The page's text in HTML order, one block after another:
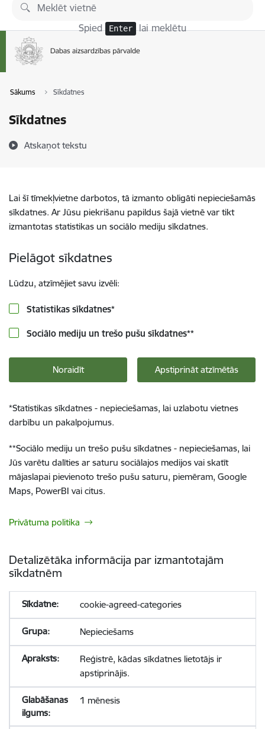
Pāriet uz lapas saturu
Spied Enter lai meklētu
Sākums Sīkdatnes
Sīkdatnes
Atskaņot tekstu
Lai šī tīmekļvietne darbotos, tā izmanto obligāti nepieciešamās
sīkdatnes. Ar Jūsu piekrišanu papildus šajā vietnē var tikt
izmantotas statistikas un sociālo mediju sīkdatnes.
Pielāgot sīkdatnes
Lūdzu, atzīmējiet savu izvēli:
Statistikas sīkdatnes*
Sociālo mediju un trešo pušu sīkdatnes**
Noraidīt Apstiprināt atzīmētās
*Statistikas sīkdatnes - nepieciešamas, lai uzlabotu vietnes
darbību un pakalpojumus.
**Sociālo mediju un trešo pušu sīkdatnes - nepieciešamas, lai
Jūs varētu dalīties ar saturu sociālajos medijos vai skatīt
mājaslapai pievienoto trešo pušu saturu, piemēram, Google
Maps, PowerBI vai citus.
Privātuma politika
Detalizētāka informācija par izmantotajām
sīkdatnēm
cookie-agreed-categories
Nepieciešams
Reģistrē, kādas sīkdatnes lietotājs ir
apstiprinājis.
1 mēnesis